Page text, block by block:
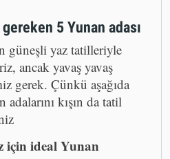
5 Yunan adası
güneşli yaz tatilleriyle
ancak yavaş yavaş
gerek. Çünkü aşağıda
adalarını kışın da tatil
için ideal Yunan